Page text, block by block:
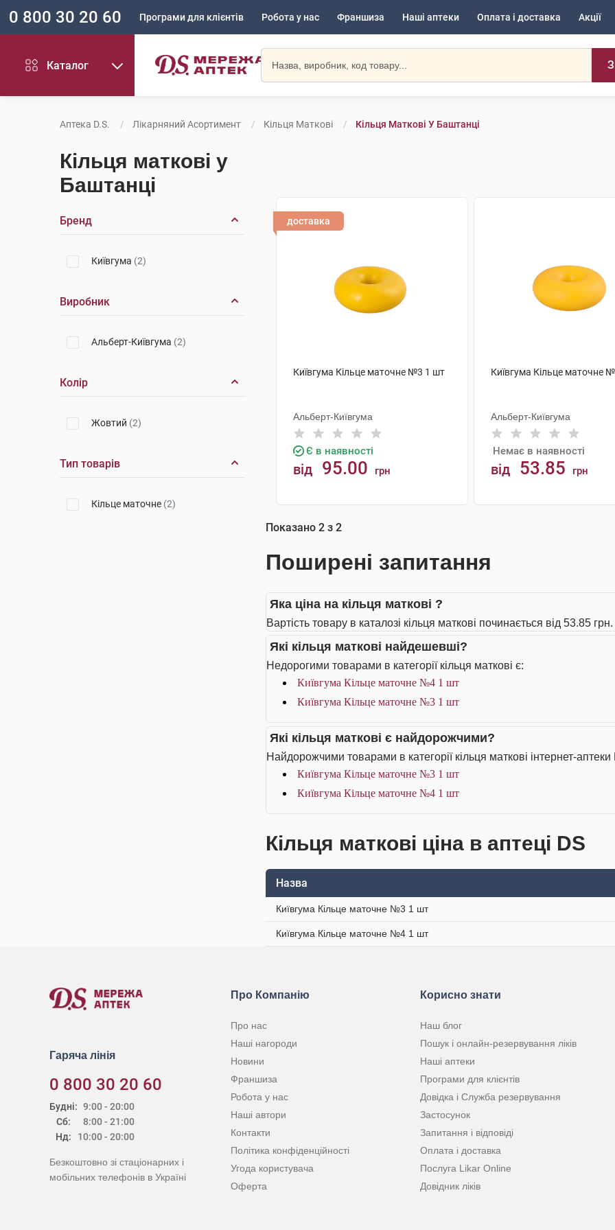
0 800 30 20 60 Програми для клієнтів Робота у нас Франшиза Наші аптеки Оплата і доставка Акції
Каталог
Аптека D.S. Лікарняний Асортимент Кільця Маткові Кільця Маткові У Баштанці
Кільця маткові у
Баштанці
Бренд
Київгума (2)
Виробник
Альберт-Київгума (2)
Колір
Жовтий (2)
Тип товарів
Кільце маточне (2)
доставка
Київгума Кільце маточне №3 1 шт
Альберт-Київгума
Є в наявності
від 95.00 грн
Київгума Кільце маточне
Альберт-Київгума
Немає в наявності
від 53.85 грн
Показано 2 з 2
Поширені запитання
Яка ціна на кільця маткові ?
Вартість товару в каталозі кільця маткові починається від 53.85 грн.
Які кільця маткові найдешевші?
Недорогими товарами в категорії кільця маткові є:
Київгума Кільце маточне №4 1 шт
Київгума Кільце маточне №3 1 шт
Які кільця маткові є найдорожчими?
Найдорожчими товарами в категорії кільця маткові інтернет-аптеки
Київгума Кільце маточне №3 1 шт
Київгума Кільце маточне №4 1 шт
Кільця маткові ціна в аптеці DS
Назва
Київгума Кільце маточне №3 1 шт
Київгума Кільце маточне №4 1 шт
Гаряча лінія
0 800 30 20 60
Будні:
Сб:
Нд:
9:00 - 20:00
8:00 - 21:00
10:00 - 20:00
Безкоштовно зі стаціонарних і
мобільних телефонів в Україні
Про Компанію
Про нас
Наші нагороди
Новини
Франшиза
Робота у нас
Наші автори
Контакти
Політика конфіденційності
Угода користувача
Оферта
Корисно знати
Наш блог
Пошук і онлайн-резервування ліків
Наші аптеки
Програми для клієнтів
Довідка і Служба резервування
Застосунок
Запитання і відповіді
Оплата і доставка
Послуга Likar Online
Довідник ліків